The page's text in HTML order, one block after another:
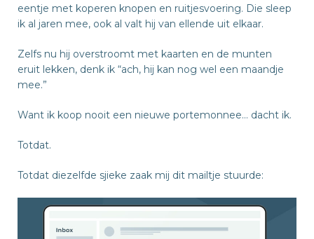
eentje met koperen knopen en ruitjesvoering. Die sleep
ik al jaren mee, ook al valt hij van ellende uit elkaar.
Zelfs nu hij overstroomt met kaarten en de munten
eruit lekken, denk ik “ach, hij kan nog wel een maandje
mee.”
Want ik koop nooit een nieuwe portemonnee… dacht ik.
Totdat.
Totdat diezelfde sjieke zaak mij dit mailtje stuurde: